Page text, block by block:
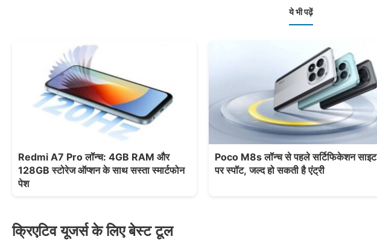
ये भी पढ़ें
Redmi A7 Pro लॉन्च: 4GB RAM और
128GB स्टोरेज ऑप्शन के साथ सस्ता स्मार्टफोन
पेश
Poco M8s लॉन्च से पहले सर्टिफिकेशन साइट
पर स्पॉट, जल्द हो सकती है एंट्री
क्रिएटिव यूजर्स के लिए बेस्ट टूल